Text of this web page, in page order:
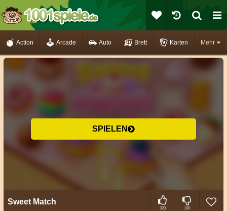
Mehr
Action Arcade Auto Brett Karten
SPIELEN
Sweet Match
320 190